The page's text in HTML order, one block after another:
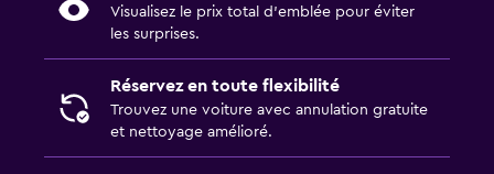
Visualisez le prix total d’emblée pour éviter
les surprises.
Réservez en toute flexibilité
Trouvez une voiture avec annulation gratuite
et nettoyage amélioré.